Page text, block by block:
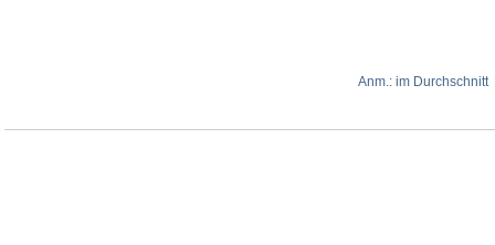
Anm.: im Durchschnitt